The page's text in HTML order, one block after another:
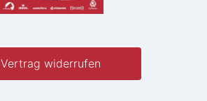
Vertrag widerrufen